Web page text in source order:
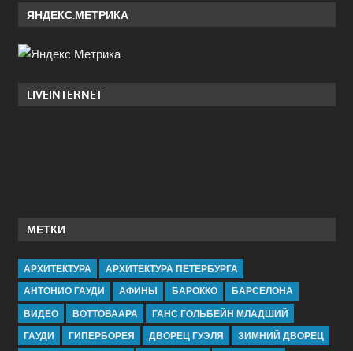
ЯНДЕКС.МЕТРИКА
LIVEINTERNET
МЕТКИ
АРХИТЕКТУРА
АРХИТЕКТУРА ПЕТЕРБУРГА
АНТОНИО ГАУДИ
АФИНЫ БАРОККО
БАРСЕЛОНА
ВИДЕО
ВОТТОВААРА
ГАНС ГОЛЬБЕЙН МЛАДШИЙ
ГАУДИ
ГИПЕРБОРЕЯ ДВОРЕЦ ГУЭЛЯ ЗИМНИЙ ДВОРЕЦ